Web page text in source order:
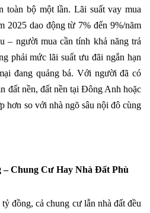
toàn bộ một lần. Lãi suất vay mua
2025 dao động từ 7% đến 9%/năm
– người mua cần tính khả năng trả
phải mức lãi suất ưu đãi ngắn hạn
đang quảng bá. Với người đã có
đất nền, đất nền tại Đông Anh hoặc
hơn so với nhà ngõ sâu nội đô cùng
– Chung Cư Hay Nhà Đất Phù
đồng, cả chung cư lẫn nhà đất đều